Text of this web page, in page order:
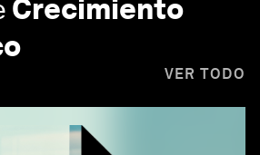
Crecimiento
VER TODO